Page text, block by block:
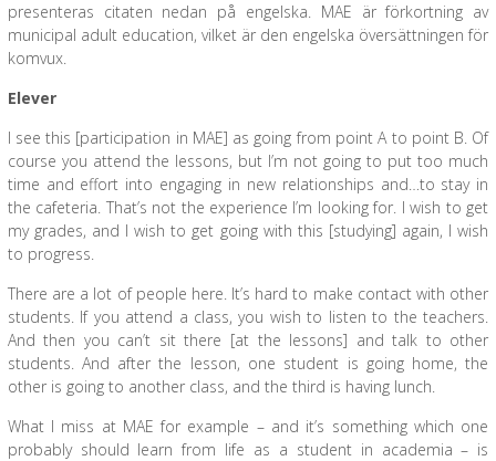
presenteras citaten nedan på engelska. MAE är förkortning av
municipal adult education, vilket är den engelska översättningen för
komvux.
Elever
I see this [participation in MAE] as going from point A to point B. Of
course you attend the lessons, but I’m not going to put too much
time and effort into engaging in new relationships and…to stay in
the cafeteria. That’s not the experience I’m looking for. I wish to get
my grades, and I wish to get going with this [studying] again, I wish
to progress.
There are a lot of people here. It’s hard to make contact with other
students. If you attend a class, you wish to listen to the teachers.
And then you can’t sit there [at the lessons] and talk to other
students. And after the lesson, one student is going home, the
other is going to another class, and the third is having lunch.
What I miss at MAE for example – and it’s something which one
probably should learn from life as a student in academia – is